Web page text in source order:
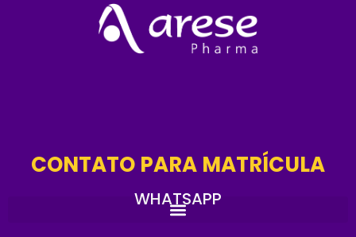
CONTATO PARA MATRÍCULA
WHATSAPP